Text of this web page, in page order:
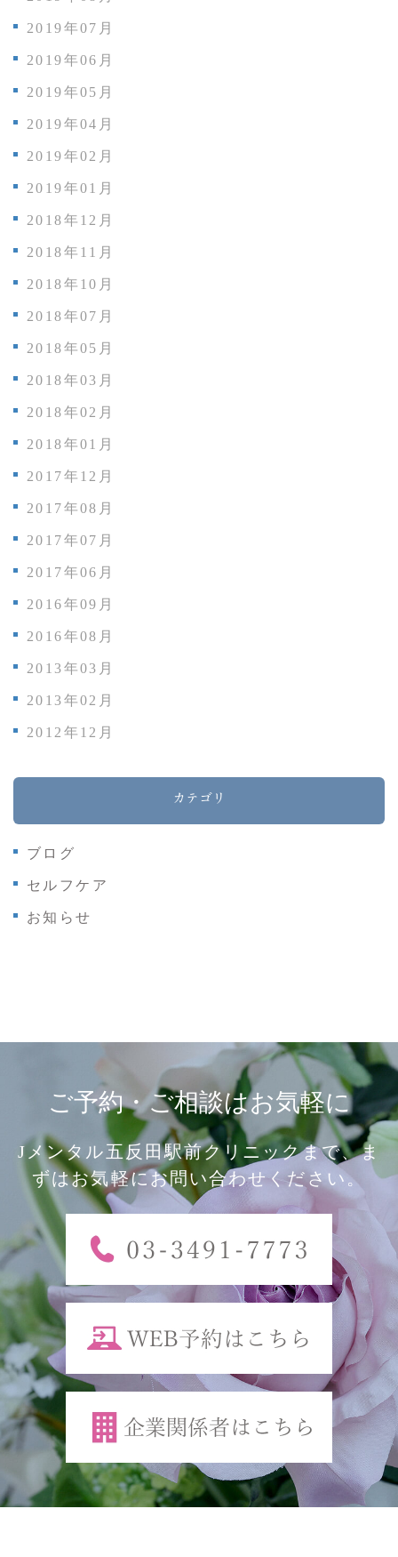
2019年07月
2019年06月
2019年05月
2019年04月
2019年02月
2019年01月
2018年12月
2018年11月
2018年10月
2018年07月
2018年05月
2018年03月
2018年02月
2018年01月
2017年12月
2017年08月
2017年07月
2017年06月
2016年09月
2016年08月
2013年03月
2013年02月
2012年12月
カテゴリ
ブログ
セルフケア
お知らせ
ご予約・ご相談はお気軽に
Jメンタル五反田駅前クリニックまで、ま
ずはお気軽にお問い合わせください。